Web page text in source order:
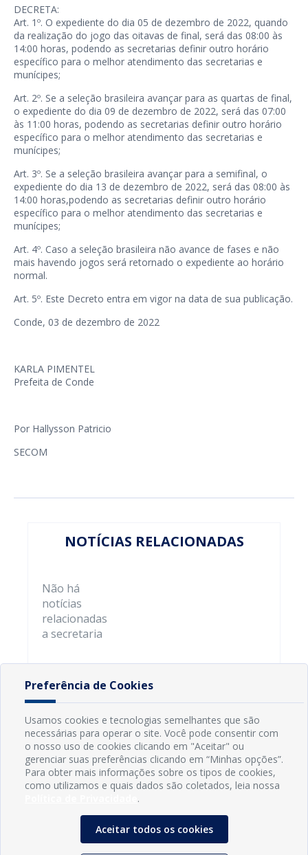
DECRETA:
Art. 1º. O expediente do dia 05 de dezembro de 2022, quando
da realização do jogo das oitavas de final, será das 08:00 às
14:00 horas, podendo as secretarias definir outro horário
específico para o melhor atendimento das secretarias e
munícipes;
Art. 2º. Se a seleção brasileira avançar para as quartas de final,
o expediente do dia 09 de dezembro de 2022, será das 07:00
às 11:00 horas, podendo as secretarias definir outro horário
específico para o melhor atendimento das secretarias e
munícipes;
Art. 3º. Se a seleção brasileira avançar para a semifinal, o
expediente do dia 13 de dezembro de 2022, será das 08:00 às
14:00 horas,podendo as secretarias definir outro horário
específico para o melhor atendimento das secretarias e
munícipes;
Art. 4º. Caso a seleção brasileira não avance de fases e não
mais havendo jogos será retornado o expediente ao horário
normal.
Art. 5º. Este Decreto entra em vigor na data de sua publicação.
Conde, 03 de dezembro de 2022
KARLA PIMENTEL
Prefeita de Conde
Por Hallysson Patricio
SECOM
NOTÍCIAS RELACIONADAS
Não há
notícias
relacionadas
a secretaria
Preferência de Cookies
Usamos cookies e tecnologias semelhantes que são
necessárias para operar o site. Você pode consentir com
o nosso uso de cookies clicando em "Aceitar" ou
gerenciar suas preferências clicando em “Minhas opções”.
Para obter mais informações sobre os tipos de cookies,
como utilizamos e quais dados são coletados, leia nossa
.
Aceitar todos os cookies